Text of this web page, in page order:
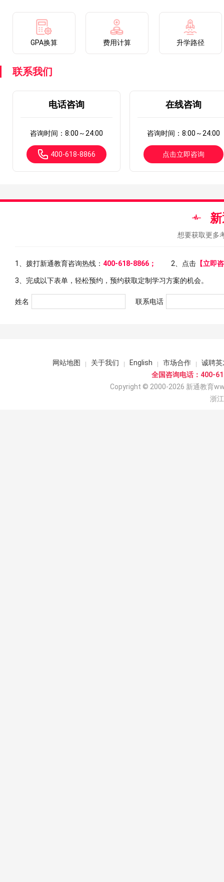
GPA换算 费用计算 升学路径
联系我们
电话咨询
咨询时间：8:00～24:00
400-618-8866
在线咨询
咨询时间：8:00～24:00
点击立即咨询
想要获取更多
1、拨打新通教育咨询热线： 400-618-8866； 2、点击 【立即
3、完成以下表单，轻松预约，预约获取定制学习方案的机会。
姓名 联系电话
网站地图 关于我们 English 市场合作
诚聘英
全国咨询电话：400-
Copyright © 2000-2026 新通教育
浙